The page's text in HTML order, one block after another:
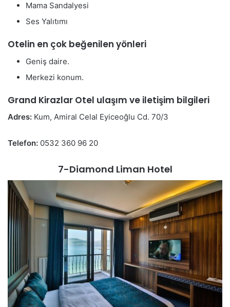
Mama Sandalyesi
Ses Yalıtımı
Otelin en çok beğenilen yönleri
Geniş daire.
Merkezi konum.
Grand Kirazlar Otel ulaşım ve iletişim bilgileri
Adres: Kum, Amiral Celal Eyiceoğlu Cd. 70/3
Telefon: 0532 360 96 20
7-Diamond Liman Hotel